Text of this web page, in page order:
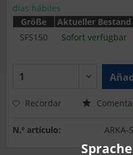
días hábiles
Größe
Aktueller Bestand
SFS150
Sofort verfügbar
Recordar
N.º artículo: ARKA-